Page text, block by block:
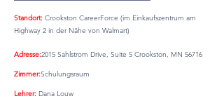
Standort: Crookston CareerForce (im Einkaufszentrum am
Highway 2 in der Nähe von Walmart)
Adresse:2015 Sahlstrom Drive, Suite 5 Crookston, MN 56716
Zimmer:Schulungsraum
Lehrer: Dana Louw